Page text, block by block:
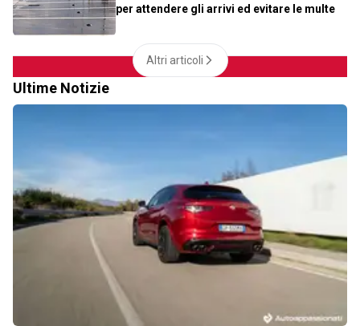
per attendere gli arrivi ed evitare le multe
Altri articoli
Ultime Notizie